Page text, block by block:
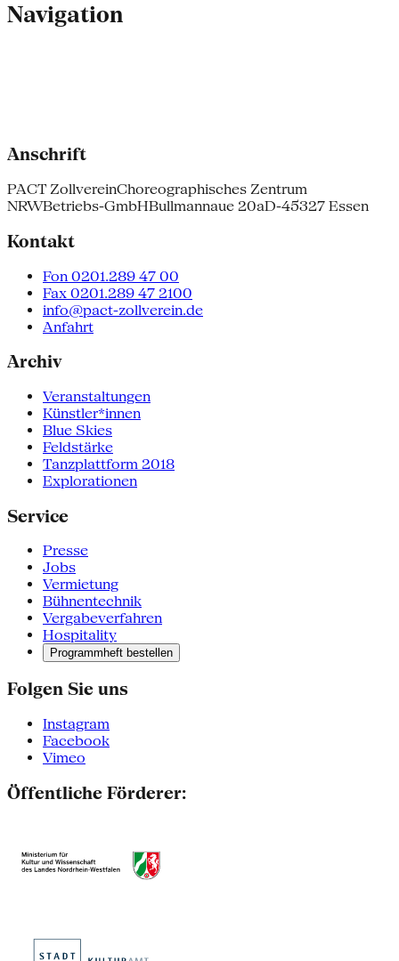
Navigation
Anschrift
PACT ZollvereinChoreographisches Zentrum
NRWBetriebs-GmbHBullmannaue 20aD-45327 Essen
Kontakt
Fon 0201.289 47 00
Fax 0201.289 47 2100
info@pact-zollverein.de
Anfahrt
Archiv
Veranstaltungen
Künstler*innen
Blue Skies
Feldstärke
Tanzplattform 2018
Explorationen
Service
Presse
Jobs
Vermietung
Bühnentechnik
Vergabeverfahren
Hospitality
Programmheft bestellen
Folgen Sie uns
Instagram
Facebook
Vimeo
Öffentliche Förderer: